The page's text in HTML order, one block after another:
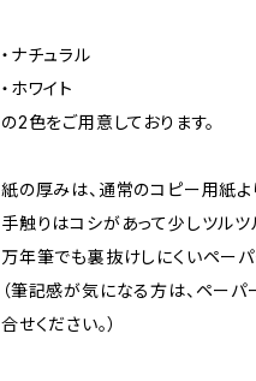
・ナチュラル
・ホワイト
の2色をご用意しております。
紙の厚みは、通常のコピー用紙
手触りはコシがあって少しツルツ
万年筆でも裏抜けしにくいペーパ
（筆記感が気になる方は、ペー
合せください。）